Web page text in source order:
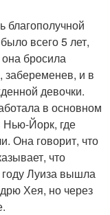
благополучной
всего 5 лет,
бросила
и в
девочки.
в основном
Нью-Йорк, где
Она говорит, что
что
Луиза вышла
Хея, но через